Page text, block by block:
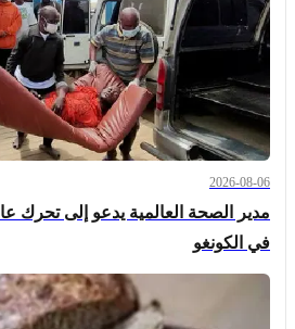
2026-08-06
مدير الصحة العالمية يدعو إلى تحرك
في الكونغو